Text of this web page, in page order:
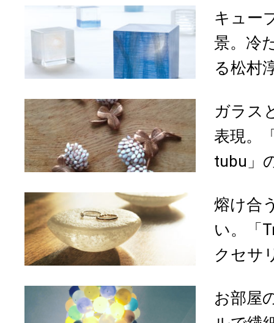
キュー
景。冷
る松村
ガラス
表現。
tubu」
熔け合
い。「
クセサ
お部屋